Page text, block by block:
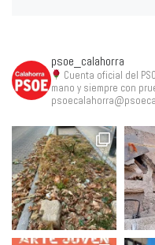
psoe_calahorra
Cuenta oficial del
mano y siempre con